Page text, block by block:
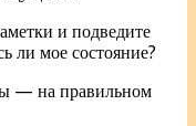
и подведите
ли мое состояние?
— на правильном